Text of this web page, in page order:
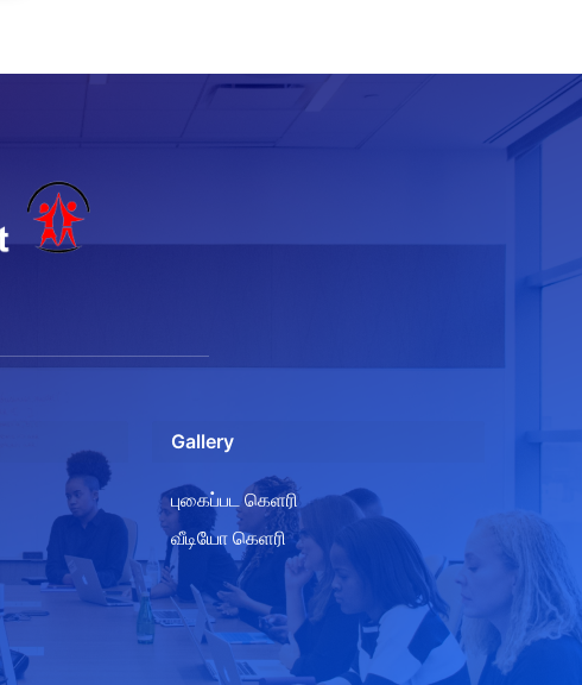
Gallery
புகைப்பட கெளரி
வீடியோ கெளரி